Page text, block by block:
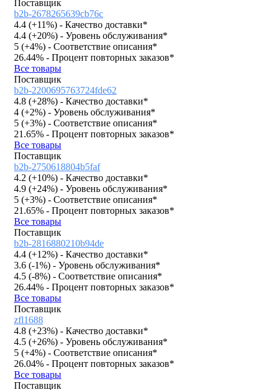
Поставщик
b2b-2678265639cb76c
4.4 (+11%) - Качество доставки*
4.4 (+20%) - Уровень обслуживания*
5 (+4%) - Соответствие описания*
26.44% - Процент повторных заказов*
Все товары
Поставщик
b2b-2200695763724fde62
4.8 (+28%) - Качество доставки*
4 (+2%) - Уровень обслуживания*
5 (+3%) - Соответствие описания*
21.65% - Процент повторных заказов*
Все товары
Поставщик
b2b-2750618804b5faf
4.2 (+10%) - Качество доставки*
4.9 (+24%) - Уровень обслуживания*
5 (+3%) - Соответствие описания*
21.65% - Процент повторных заказов*
Все товары
Поставщик
b2b-2816880210b94de
4.4 (+12%) - Качество доставки*
3.6 (-1%) - Уровень обслуживания*
4.5 (-8%) - Соответствие описания*
26.44% - Процент повторных заказов*
Все товары
Поставщик
zfl1688
4.8 (+23%) - Качество доставки*
4.5 (+26%) - Уровень обслуживания*
5 (+4%) - Соответствие описания*
26.04% - Процент повторных заказов*
Все товары
Поставщик